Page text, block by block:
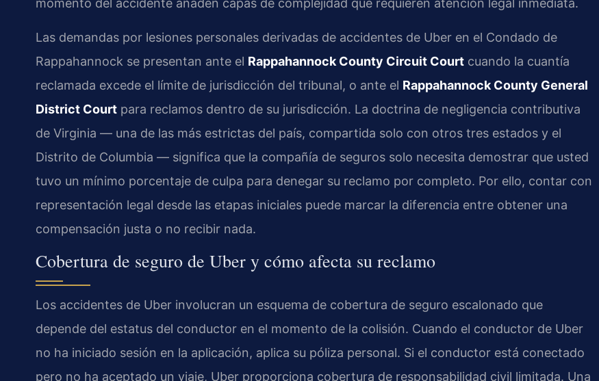
momento del accidente añaden capas de complejidad que requieren atención legal inmediata.
Las demandas por lesiones personales derivadas de accidentes de Uber en el Condado de
Rappahannock se presentan ante el Rappahannock County Circuit Court cuando la cuantía
reclamada excede el límite de jurisdicción del tribunal, o ante el Rappahannock County General
District Court para reclamos dentro de su jurisdicción. La doctrina de negligencia contributiva
de Virginia — una de las más estrictas del país, compartida solo con otros tres estados y el
Distrito de Columbia — significa que la compañía de seguros solo necesita demostrar que usted
tuvo un mínimo porcentaje de culpa para denegar su reclamo por completo. Por ello, contar con
representación legal desde las etapas iniciales puede marcar la diferencia entre obtener una
compensación justa o no recibir nada.
Cobertura de seguro de Uber y cómo afecta su reclamo
Los accidentes de Uber involucran un esquema de cobertura de seguro escalonado que
depende del estatus del conductor en el momento de la colisión. Cuando el conductor de Uber
no ha iniciado sesión en la aplicación, aplica su póliza personal. Si el conductor está conectado
pero no ha aceptado un viaje, Uber proporciona cobertura de responsabilidad civil limitada. Una